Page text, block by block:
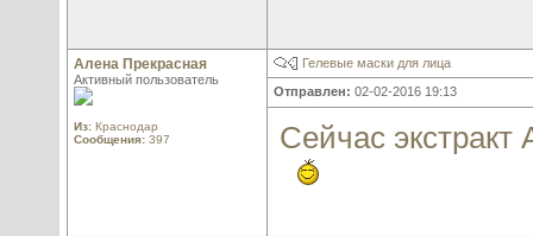
Алена Прекрасная
Активный пользователь
Из: Краснодар
Сообщения: 397
Гелевые маски для лица
Отправлен: 02-02-2016 19:13
Сейчас